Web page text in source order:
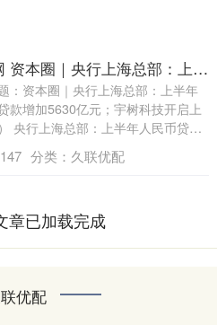
盛多网 资本圈｜央行上海总部：上半年人民币贷款增加5630亿元；宇树科技开启上市辅导
题：资本圈｜央行上海总部：上半年
款增加5630亿元；宇树科技开启上
央行上海总部：上半年人民币贷
147 分类： 久联优配
章已加载完成
优配